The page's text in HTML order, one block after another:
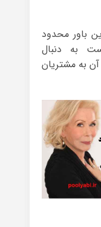
باور محدود
به دنبال
به مشتریان